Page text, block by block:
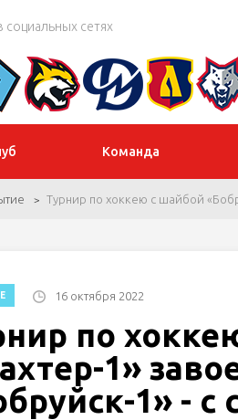
социальных сетях
Команда
Турнир по хоккею с шайбой
16 октября 2022
по
1»
1» -